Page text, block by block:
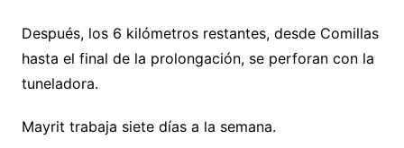
Después, los 6 kilómetros restantes, desde Comillas
hasta el final de la prolongación, se perforan con la
tuneladora.
Mayrit trabaja siete días a la semana.